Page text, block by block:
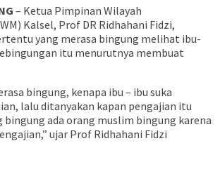
– Ketua Pimpinan Wilayah
Kalsel, Prof DR Ridhahani Fidzi,
yang merasa bingung melihat ibu-
itu menurutnya membuat
bingung, kenapa ibu – ibu suka
lalu ditanyakan kapan pengajian itu
bingung ada orang muslim bingung karena
ujar Prof Ridhahani Fidzi